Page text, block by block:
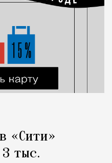
«Сити»
тыс.